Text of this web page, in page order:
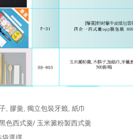
, 膠羹, 獨立包裝牙籤, 紙巾
羹/ 玉米澱粉製西式羹